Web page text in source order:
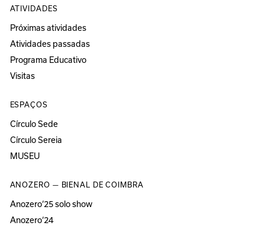
ATIVIDADES
Próximas atividades
Atividades passadas
Programa Educativo
Visitas
ESPAÇOS
Círculo Sede
Círculo Sereia
MUSEU
ANOZERO — BIENAL DE COIMBRA
Anozero‘25 solo show
Anozero‘24